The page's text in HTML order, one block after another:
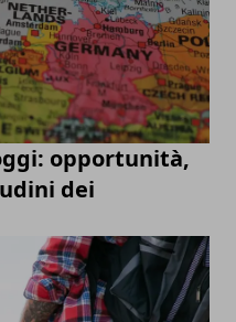
opportunità,
dei